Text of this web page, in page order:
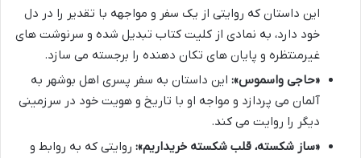
این داستان که روایتی از یک سفر و مواجهه با تقدیر را در دل
خود دارد، به نمادی از کلیت کتاب تبدیل شده و سرنوشت های
غیرمنتظره و پایان های تکان دهنده را برجسته می سازد.
«حاجی واسموس»: این داستان به سفر پسری اهل بوشهر به
آلمان می پردازد و مواجه او با تاریخ و هویت خود در سرزمینی
دیگر را روایت می کند.
«ساز شکسته، قلب شکسته خریداریم»: روایتی که به روابط و